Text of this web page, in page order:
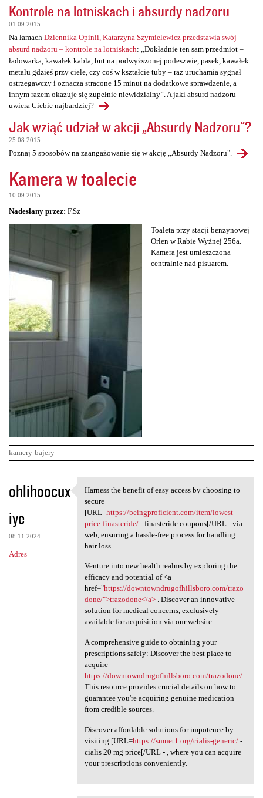
Kontrole na lotniskach i absurdy nadzoru
01.09.2015
Na łamach Dziennika Opinii, Katarzyna Szymielewicz przedstawia swój
absurd nadzoru – kontrole na lotniskach: „Dokładnie ten sam przedmiot –
ładowarka, kawałek kabla, but na podwyższonej podeszwie, pasek, kawałek
metalu gdzieś przy ciele, czy coś w kształcie tuby – raz uruchamia sygnał
ostrzegawczy i oznacza stracone 15 minut na dodatkowe sprawdzenie, a
innym razem okazuje się zupełnie niewidzialny”. A jaki absurd nadzoru
uwiera Ciebie najbardziej?
Jak wziąć udział w akcji „Absurdy Nadzoru"?
25.08.2015
Poznaj 5 sposobów na zaangażowanie się w akcję „Absurdy Nadzoru".
Kamera w toalecie
10.09.2015
Nadesłany przez: F.Sz
Toaleta przy stacji benzynowej
Orlen w Rabie Wyżnej 256a.
Kamera jest umieszczona
centralnie nad pisuarem.
kamery-bajery
K
o
m
e
n
ohlihoocux
iye
08.11.2024
Adres
Harness the benefit of easy
Harness the benefit of easy access by choosing to
secure
[URL=https://beingproficient.com/item/lowest-
price-finasteride/- finasteride coupons[/URL - via
web, ensuring a hassle-free process for handling
hair loss.
Venture into new health realms by exploring the
efficacy and potential of <a
href="https://downtowndrugofhillsboro.com/trazo
done/">trazodone</a>. Discover an innovative
solution for medical concerns, exclusively
available for acquisition via our website.
A comprehensive guide to obtaining your
prescriptions safely: Discover the best place to
acquire
https://downtowndrugofhillsboro.com/trazodone/.
This resource provides crucial details on how to
guarantee you're acquiring genuine medication
from credible sources.
Discover affordable solutions for impotence by
visiting [URL=https://smnet1.org/cialis-generic/-
cialis 20 mg price[/URL - , where you can acquire
your prescriptions conveniently.